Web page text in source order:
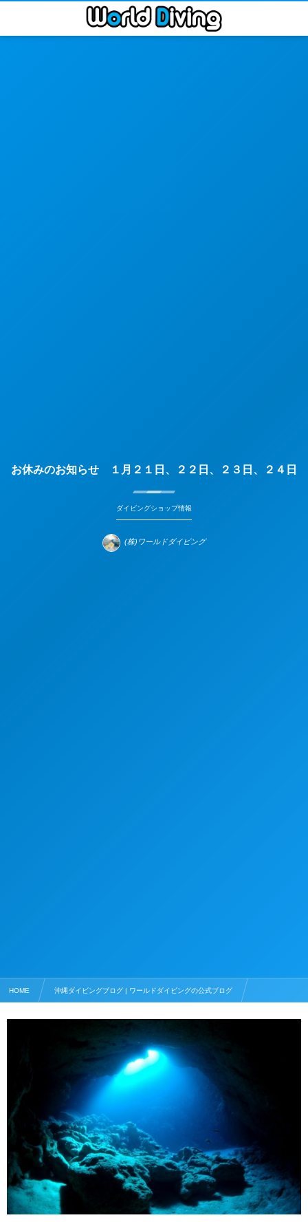
お休みのお知らせ １月２１日、２２日、２３日、２４日
ダイビングショップ情報
(株)ワールドダイビング
HOME 沖縄ダイビングブログ | ワールドダイビングの公式ブログ
お休みのお知らせ １月２１日、２２日、２３日、２４日